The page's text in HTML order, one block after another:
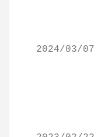
2024/03/07